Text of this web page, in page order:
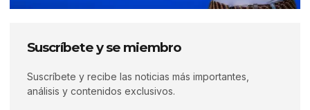
Suscríbete y se miembro
Suscríbete y recibe las noticias más importantes,
análisis y contenidos exclusivos.